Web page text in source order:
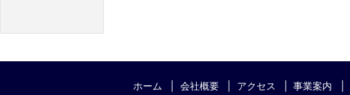
ホーム 会社概要 アクセス 事業案内